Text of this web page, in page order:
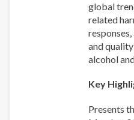
global
related
and
alcohol
Key
Presents